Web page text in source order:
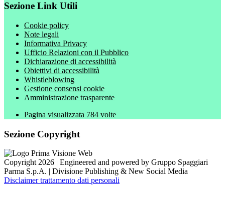
Sezione Link Utili
Cookie policy
Note legali
Informativa Privacy
Ufficio Relazioni con il Pubblico
Dichiarazione di accessibilità
Obiettivi di accessibilità
Whistleblowing
Gestione consensi cookie
Amministrazione trasparente
Pagina visualizzata 784 volte
Sezione Copyright
Copyright 2026 | Engineered and powered by Gruppo Spaggiari
Parma S.p.A. | Divisione Publishing & New Social Media
Disclaimer trattamento dati personali